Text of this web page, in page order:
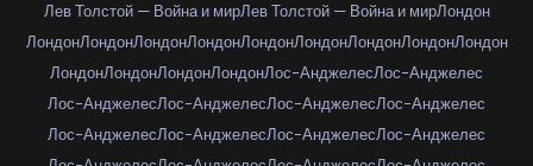
Лев Толстой — Война и мирЛев Толстой — Война и мирЛондон
ЛондонЛондонЛондонЛондонЛондонЛондонЛондонЛондонЛондон
ЛондонЛондонЛондонЛондонЛос-АнджелесЛос-Анджелес
Лос-АнджелесЛос-АнджелесЛос-АнджелесЛос-Анджелес
Лос-АнджелесЛос-АнджелесЛос-АнджелесЛос-Анджелес